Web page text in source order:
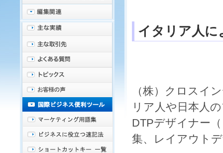
イタリア人に
（株）クロスイ
リア人や 日本人
DTPデザイナー （
集、 レイアウト